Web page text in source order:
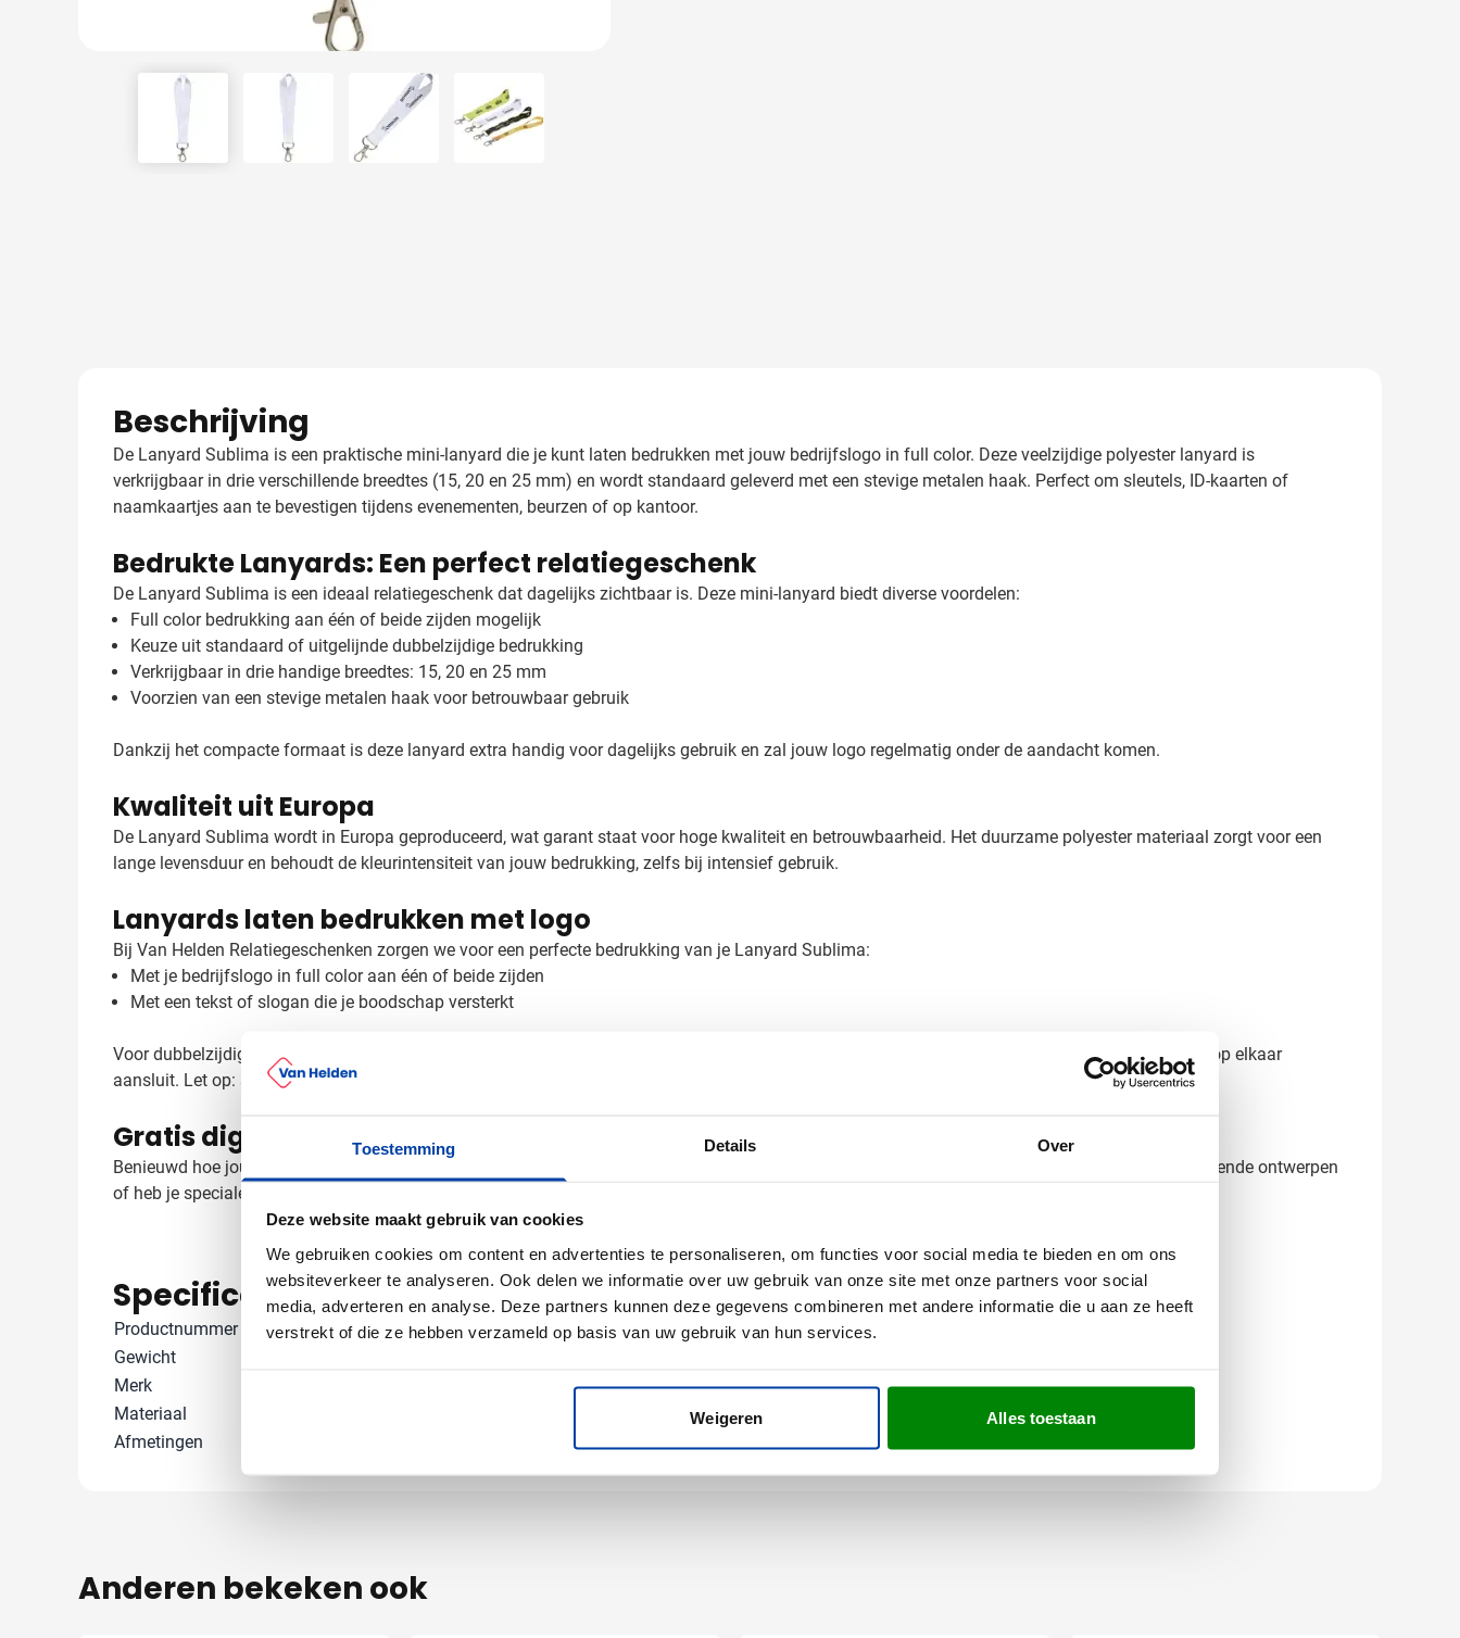
Toestemming Details Over
Deze website maakt gebruik van cookies
We gebruiken cookies om content en advertenties te personaliseren, om functies voor social media te bieden en om ons
websiteverkeer te analyseren. Ook delen we informatie over uw gebruik van onze site met onze partners voor social
media, adverteren en analyse. Deze partners kunnen deze gegevens combineren met andere informatie die u aan ze heeft
verstrekt of die ze hebben verzameld op basis van uw gebruik van hun services.
Weigeren Alles toestaan
View larger imageView larger imageView larger image
Beschrijving
De Lanyard Sublima is een praktische mini-lanyard die je kunt laten bedrukken met jouw bedrijfslogo in full color. Deze veelzijdige polyester lanyard is
verkrijgbaar in drie verschillende breedtes (15, 20 en 25 mm) en wordt standaard geleverd met een stevige metalen haak. Perfect om sleutels, ID-kaarten of
naamkaartjes aan te bevestigen tijdens evenementen, beurzen of op kantoor.
Bedrukte Lanyards: Een perfect relatiegeschenk
De Lanyard Sublima is een ideaal relatiegeschenk dat dagelijks zichtbaar is. Deze mini-lanyard biedt diverse voordelen:
Full color bedrukking aan één of beide zijden mogelijk
Keuze uit standaard of uitgelijnde dubbelzijdige bedrukking
Verkrijgbaar in drie handige breedtes: 15, 20 en 25 mm
Voorzien van een stevige metalen haak voor betrouwbaar gebruik
Dankzij het compacte formaat is deze lanyard extra handig voor dagelijks gebruik en zal jouw logo regelmatig onder de aandacht komen.
Kwaliteit uit Europa
De Lanyard Sublima wordt in Europa geproduceerd, wat garant staat voor hoge kwaliteit en betrouwbaarheid. Het duurzame polyester materiaal zorgt voor een
lange levensduur en behoudt de kleurintensiteit van jouw bedrukking, zelfs bij intensief gebruik.
Lanyards laten bedrukken met logo
Bij Van Helden Relatiegeschenken zorgen we voor een perfecte bedrukking van je Lanyard Sublima:
Met je bedrijfslogo in full color aan één of beide zijden
Met een tekst of slogan die je boodschap versterkt
Voor dubbelzijdige bedrukking kun je kiezen tussen een standaard optie of een uitgelijnde versie, waarbij de bedrukking aan beide zijden perfect op elkaar
aansluit. Let op: sublimatiebedrukking is uitsluitend geschikt voor artikelen met een witte ondergrond.
Gratis digitaal voorbeeld van je bedrukte lanyard
Benieuwd hoe jouw logo eruit ziet op de Lanyard Sublima? Vraag vrijblijvend een digitaal voorbeeld aan en zie direct het resultaat. Wil je verschillende ontwerpen
of heb je speciale wensen? Neem contact met ons op - we denken graag met je mee over de perfecte lanyard voor jouw organisatie.
Specificaties
Productnummer
755014
Gewicht
Merk
Materiaal
Afmetingen
Anderen bekeken ook